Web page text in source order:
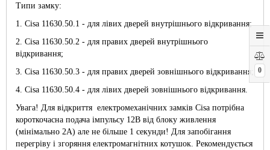
0
Типи замку:
1. Cisa 11630.50.1 - для лівих дверей внутрішнього відкривання;
2. Cisa 11630.50.2 - для правих дверей внутрішнього
відкривання;
3. Cisa 11630.50.3 - для правих дверей зовнішнього відкривання;
4. Cisa 11630.50.4 - для лівих дверей зовнішнього відкривання.
Увага! Для відкриття електромеханічних замків Cisa потрібна
короткочасна подача імпульсу 12В від блоку живлення
(мінімально 2А) але не більше 1 секунди! Для запобігання
перегріву і згоряння електромагнітних котушок. Рекомендується